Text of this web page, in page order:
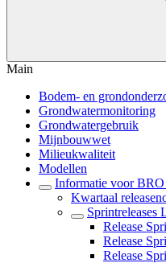
Main
Bodem- en
Grondwatermonitoring
Grondwatergebruik
Mijnbouwwet
Milieukwaliteit
Modellen
Informatie voor BRO
Kwartaal
Sprintreleases
Release
Release
Release